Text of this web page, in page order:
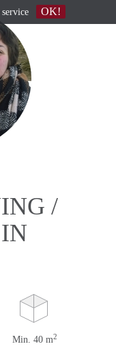
/
Min. 40 m2
OK!